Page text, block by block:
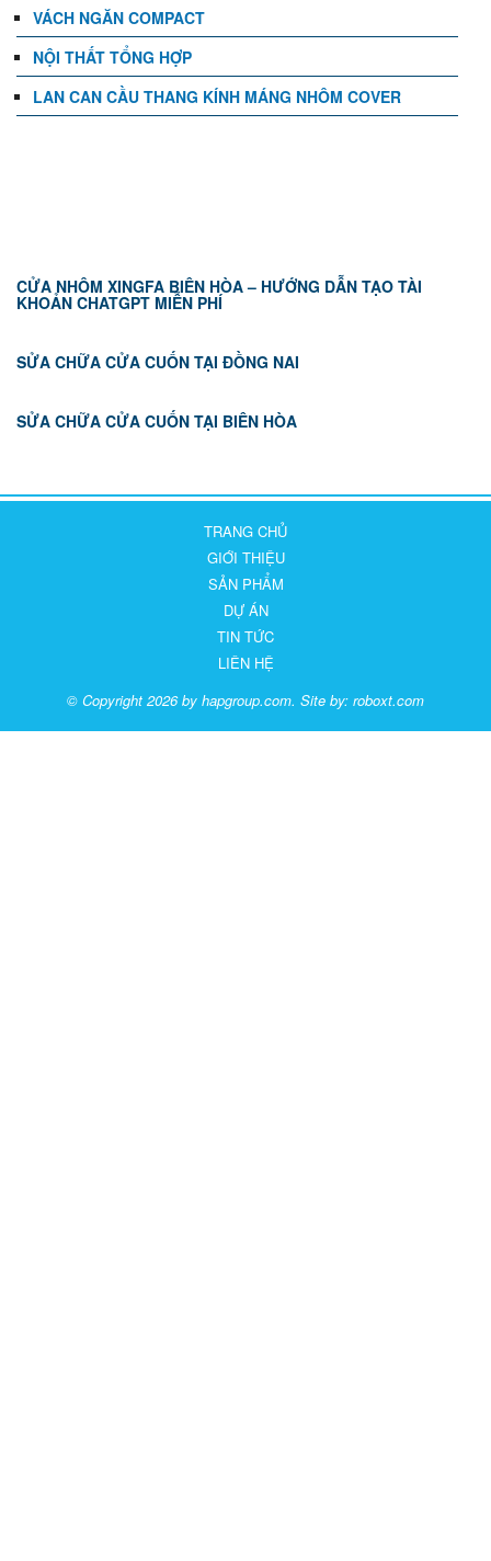
VÁCH NGĂN COMPACT
NỘI THẤT TỔNG HỢP
LAN CAN CẦU THANG KÍNH MÁNG NHÔM COVER
CỬA NHÔM XINGFA BIÊN HÒA – HƯỚNG DẪN TẠO TÀI
KHOẢN CHATGPT MIỄN PHÍ
SỬA CHỮA CỬA CUỐN TẠI ĐỒNG NAI
SỬA CHỮA CỬA CUỐN TẠI BIÊN HÒA
TRANG CHỦ
GIỚI THIỆU
SẢN PHẨM
DỰ ÁN
TIN TỨC
LIÊN HỆ
© Copyright 2026 by hapgroup.com. Site by: roboxt.com